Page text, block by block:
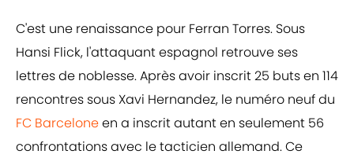
C'est une renaissance pour Ferran Torres. Sous
Hansi Flick, l'attaquant espagnol retrouve ses
lettres de noblesse. Après avoir inscrit 25 buts en 114
rencontres sous Xavi Hernandez, le numéro neuf du
FC Barceloneen a inscrit autant en seulement 56
confrontations avec le tacticien allemand. Ce